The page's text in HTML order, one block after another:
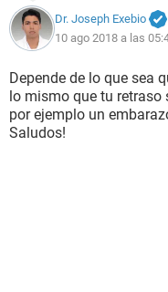
Dr. Joseph Exebio
10 ago 2018 a las
Depende de lo que sea
lo mismo que tu retraso
por ejemplo un
Saludos!